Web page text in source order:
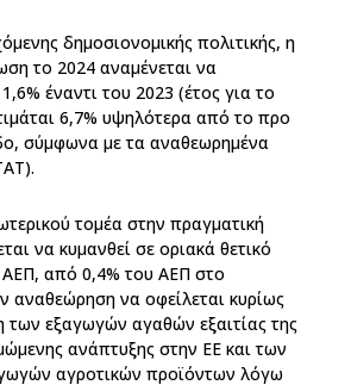
δημοσιονομικής πολιτικής, η
το 2024 αναμένεται να
έναντι του 2023 (έτος για το
6,7% υψηλότερα από το προ
σύμφωνα με τα αναθεωρημένα
τομέα στην πραγματική
να κυμανθεί σε οριακά θετικό
από 0,4% του ΑΕΠ στο
αναθεώρηση να οφείλεται κυρίως
των εξαγωγών αγαθών εξαιτίας της
ανάπτυξης στην ΕΕ και των
αγροτικών προϊόντων λόγω